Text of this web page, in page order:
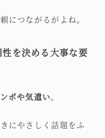
につながるがよね。
を決める大事な要
ポや気遣い。
にやさしく話題をふ